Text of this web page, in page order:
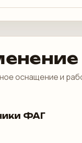
оснащение и
ФАГ